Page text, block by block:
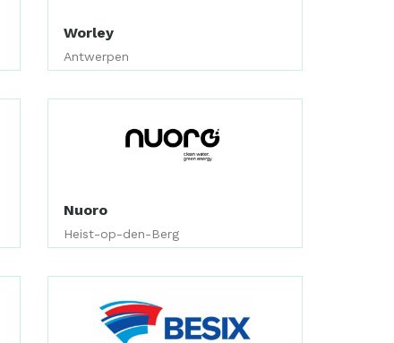
Worley
Antwerpen
Nuoro
Heist-op-den-Berg